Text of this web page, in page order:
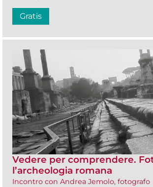
Gratis
Vedere per comprendere.
l’archeologia romana
Incontro con Andrea Jemolo, fotografo